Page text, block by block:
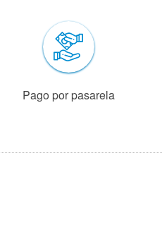
Pago por pasarela